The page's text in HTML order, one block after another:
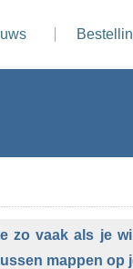
zo vaak als je
mappen op